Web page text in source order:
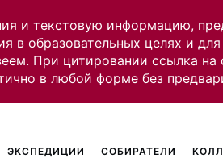
и текстовую информацию,
в образовательных целях и
При цитировании ссылка
в любой форме без
ЭКСПЕДИЦИИ СОБИРАТЕЛИ